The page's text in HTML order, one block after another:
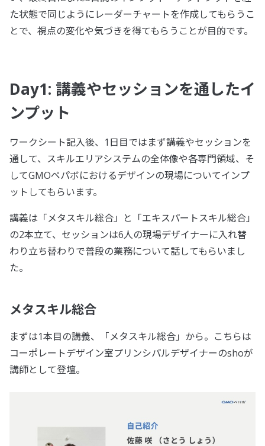
た状態で同じようにレーダーチャートを作成してもらうこ
とで、視点の変化や気づきを得てもらうことが目的です。
Day1: 講義やセッションを通したイ
ンプット
ワークシート記入後、1日目ではまず講義やセッションを
通して、スキルエリアシステムの全体像や各専門領域、そ
してGMOペパボにおけるデザインの現場についてインプ
ットしてもらいます。
講義は「メタスキル総合」と「エキスパートスキル総合」
の2本立て、セッションは6人の現場デザイナーに入れ替
わり立ち替わりで普段の業務について話してもらいまし
た。
メタスキル総合
まずは1本目の講義、「メタスキル総合」から。こちらは
コーポレートデザイン室プリンシパルデザイナーのshoが
講師として登壇。